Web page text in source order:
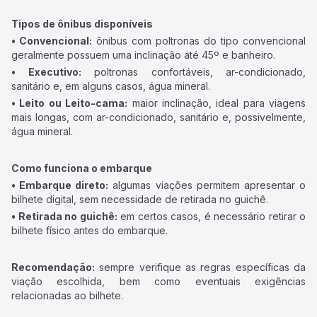
Tipos de ônibus disponíveis
• Convencional: ônibus com poltronas do tipo convencional
geralmente possuem uma inclinação até 45º e banheiro.
• Executivo: poltronas confortáveis, ar-condicionado,
sanitário e, em alguns casos, água mineral.
• Leito ou Leito-cama: maior inclinação, ideal para viagens
mais longas, com ar-condicionado, sanitário e, possivelmente,
água mineral.
Como funciona o embarque
• Embarque direto: algumas viações permitem apresentar o
bilhete digital, sem necessidade de retirada no guichê.
• Retirada no guichê: em certos casos, é necessário retirar o
bilhete físico antes do embarque.
Recomendação: sempre verifique as regras específicas da
viação escolhida, bem como eventuais exigências
relacionadas ao bilhete.